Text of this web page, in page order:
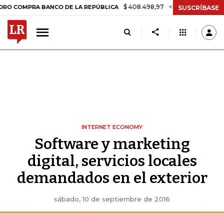
BANCO DE LA REPÚBLICA $ 408.498,97 +$ 8.753,81 +2,19%
SUSCRÍBASE
INTERNET ECONOMY
Software y marketing
digital, servicios locales
demandados en el exterior
sábado, 10 de septiembre de 2016